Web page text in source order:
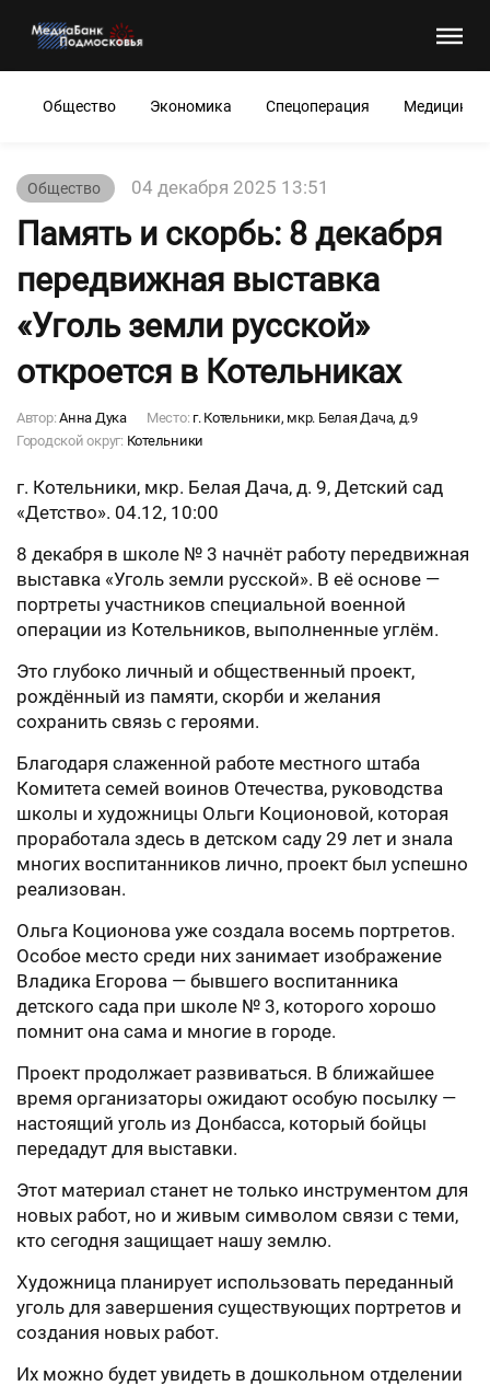
Общество Экономика Спецоперация Медицина
Общество 04 декабря 2025 13:51
Память и скорбь: 8 декабря
передвижная выставка
«Уголь земли русской»
откроется в Котельниках
Автор:Анна Дука Место: г. Котельники, мкр. Белая Дача, д.9
Городской округ: Котельники
г. Котельники, мкр. Белая Дача, д. 9, Детский сад
«Детство». 04.12, 10:00
8 декабря в школе № 3 начнёт работу передвижная
выставка «Уголь земли русской». В её основе —
портреты участников специальной военной
операции из Котельников, выполненные углём.
Это глубоко личный и общественный проект,
рождённый из памяти, скорби и желания
сохранить связь с героями.
Благодаря слаженной работе местного штаба
Комитета семей воинов Отечества, руководства
школы и художницы Ольги Коционовой, которая
проработала здесь в детском саду 29 лет и знала
многих воспитанников лично, проект был успешно
реализован.
Ольга Коционова уже создала восемь портретов.
Особое место среди них занимает изображение
Владика Егорова — бывшего воспитанника
детского сада при школе № 3, которого хорошо
помнит она сама и многие в городе.
Проект продолжает развиваться. В ближайшее
время организаторы ожидают особую посылку —
настоящий уголь из Донбасса, который бойцы
передадут для выставки.
Этот материал станет не только инструментом для
новых работ, но и живым символом связи с теми,
кто сегодня защищает нашу землю.
Художница планирует использовать переданный
уголь для завершения существующих портретов и
создания новых работ.
Их можно будет увидеть в дошкольном отделении